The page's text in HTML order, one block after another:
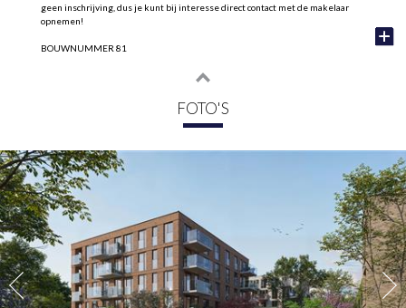
geen inschrijving, dus je kunt bij interesse direct contact met de makelaar
opnemen!
BOUWNUMMER 81
Ben je op zoek naar appartement met een fijne indeling, veel lichtinval en
nodig hebt: een royale woonkamer met open keuken, twee volwaardige
slaapkamers, een nette badkamer én een zonnig balkon op het zuidwesten
Alle voordelen op een rij:
• Ruime woonkamer van ca. 32 m² met veel lichtinval en toegang tot het
balkon
• Balkon op het zuidwesten: genieten van de middag- en avondzon
• Open keuken (casco oplevering)
• Twee slaapkamers
• Complete badkamer met douche en wastafel
• Separate toiletruimte
• Technische ruimte met opstelplaats voor wasmachine en berging
• Energiezuinig met vloerverwarming en energielabel A++
• Dankzij een warmte- en koudeopslagsysteem (WKO) verwarm en koel je je
FOTO'S